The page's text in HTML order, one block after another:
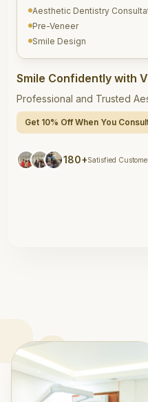
Aesthetic Dentistry
Pre-Veneer
Smile Design
Smile Confidently with
Professional and Trusted
Get 10% Off When You
180+Satisfied